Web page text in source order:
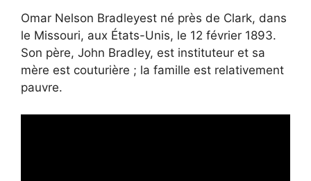
Omar Nelson Bradleyest né près de Clark, dans
le Missouri, aux États-Unis, le 12 février 1893.
Son père, John Bradley, est instituteur et sa
mère est couturière ; la famille est relativement
pauvre.